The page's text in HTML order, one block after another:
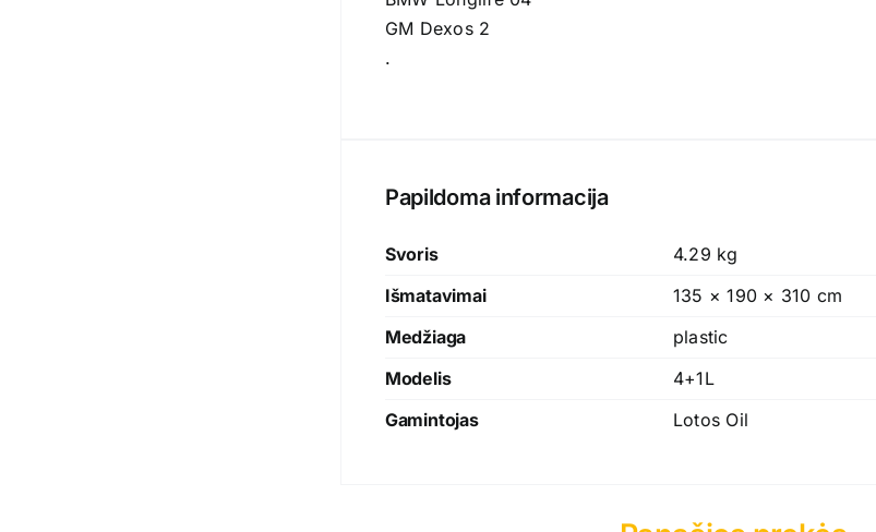
GM Dexos 2
.
Papildoma informacija
Svoris
4.29 kg
Išmatavimai
135 × 190 × 310 cm
Medžiaga
plastic
Modelis
4+1L
Gamintojas
Lotos Oil